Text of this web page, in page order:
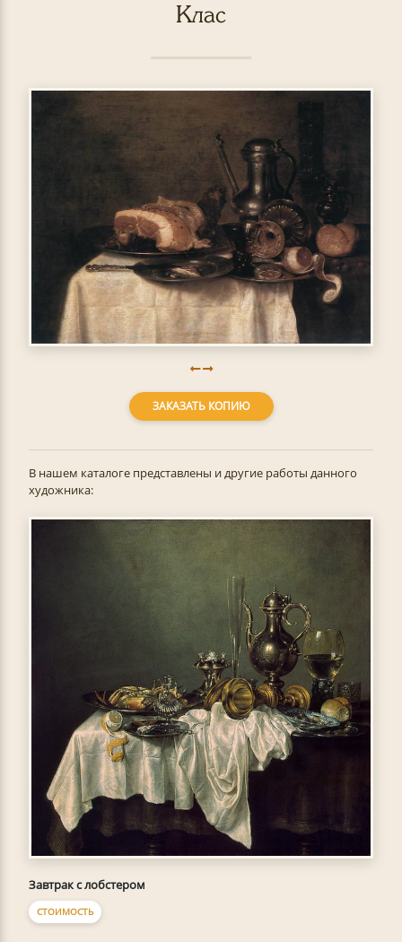
Клас
ЗАКАЗАТЬ КОПИЮ
В нашем каталоге представлены и другие работы данного
художника:
Завтрак с лобстером
СТОИМОСТЬ